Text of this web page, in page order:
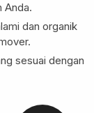
Anda.
dan organik
sesuai dengan